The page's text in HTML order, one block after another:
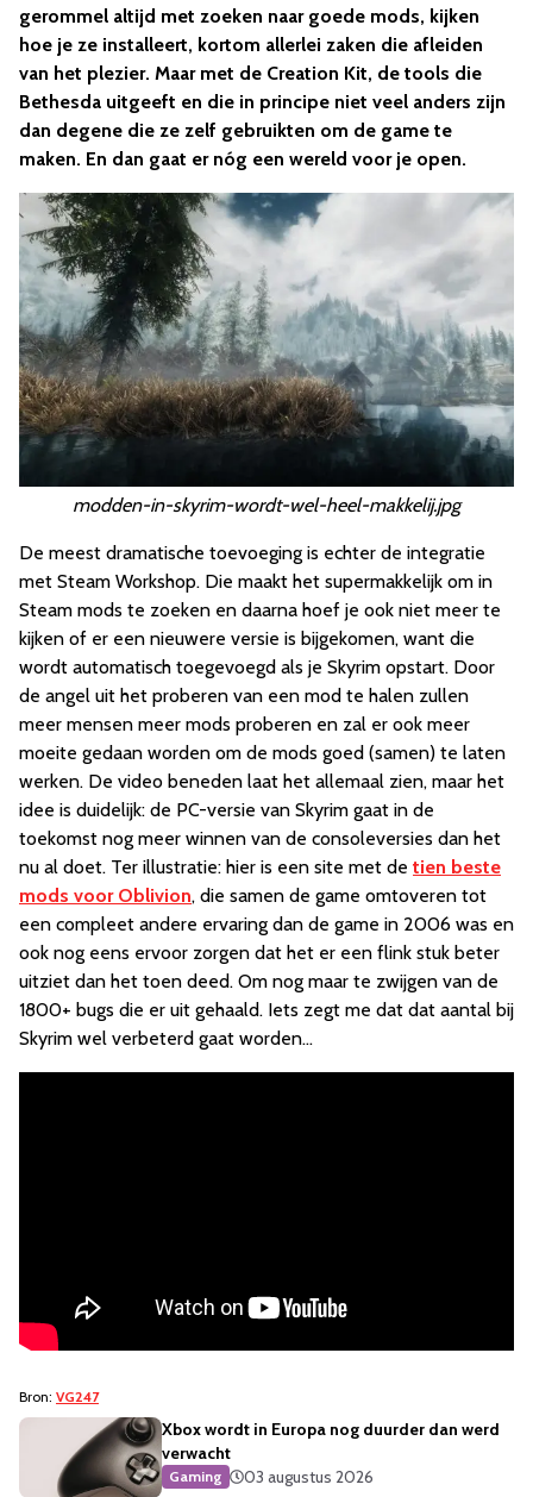
gerommel altijd met zoeken naar goede mods, kijken
hoe je ze installeert, kortom allerlei zaken die afleiden
van het plezier. Maar met de Creation Kit, de tools die
Bethesda uitgeeft en die in principe niet veel anders zijn
dan degene die ze zelf gebruikten om de game te
maken. En dan gaat er nóg een wereld voor je open.
modden-in-skyrim-wordt-wel-heel-makkelij.jpg
De meest dramatische toevoeging is echter de integratie
met Steam Workshop. Die maakt het supermakkelijk om in
Steam mods te zoeken en daarna hoef je ook niet meer te
kijken of er een nieuwere versie is bijgekomen, want die
wordt automatisch toegevoegd als je Skyrim opstart. Door
de angel uit het proberen van een mod te halen zullen
meer mensen meer mods proberen en zal er ook meer
moeite gedaan worden om de mods goed (samen) te laten
werken. De video beneden laat het allemaal zien, maar het
idee is duidelijk: de PC-versie van Skyrim gaat in de
toekomst nog meer winnen van de consoleversies dan het
nu al doet. Ter illustratie: hier is een site met de tien beste
mods voor Oblivion, die samen de game omtoveren tot
een compleet andere ervaring dan de game in 2006 was en
ook nog eens ervoor zorgen dat het er een flink stuk beter
uitziet dan het toen deed. Om nog maar te zwijgen van de
1800+ bugs die er uit gehaald. Iets zegt me dat dat aantal bij
Skyrim wel verbeterd gaat worden...
Bron: VG247
Xbox wordt in Europa nog duurder dan werd
verwacht
Gaming
03 augustus 2026